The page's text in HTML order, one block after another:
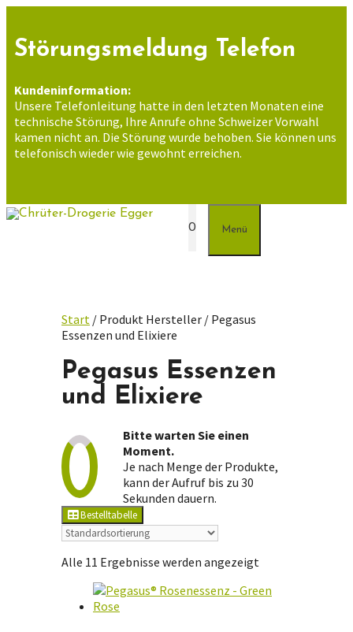
springen
Störungsmeldung Telefon
Kundeninformation:
Unsere Telefonleitung hatte in den letzten Monaten eine
technische Störung, Ihre Anrufe ohne Schweizer Vorwahl
kamen nicht an. Die Störung wurde behoben. Sie können uns
telefonisch wieder wie gewohnt erreichen.
0 Menü
Start / Produkt Hersteller / Pegasus
Essenzen und Elixiere
Pegasus Essenzen
und Elixiere
Bitte warten Sie einen
Moment.
Je nach Menge der Produkte,
kann der Aufruf bis zu 30
Sekunden dauern.
Bestelltabelle
Alle 11 Ergebnisse werden angezeigt